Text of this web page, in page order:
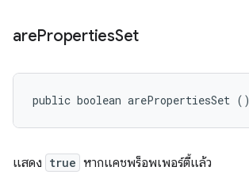
arePropertiesSet
public boolean arePropertiesSet ()
แสดง true หากแคชพร็อพเพอร์ตี้แล้ว